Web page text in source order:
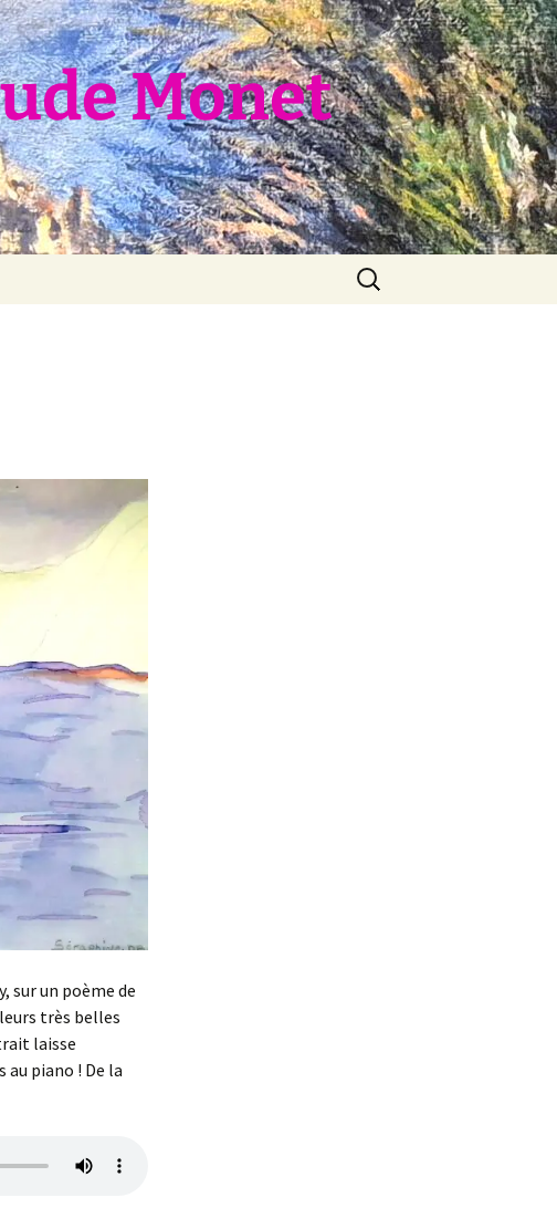
Monet
Rechercher :
sur un poème de
très belles
laisse
au piano ! De la